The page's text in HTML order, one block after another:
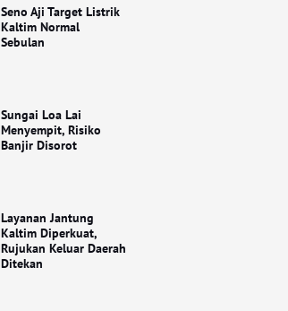
Seno Aji Target Listrik
Kaltim Normal
Sebulan
Sungai Loa Lai
Menyempit, Risiko
Banjir Disorot
Layanan Jantung
Kaltim Diperkuat,
Rujukan Keluar Daerah
Ditekan